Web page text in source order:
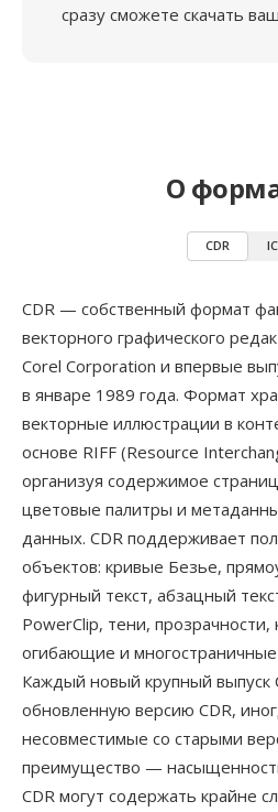
сразу сможете скачать
О
CDR
CDR — собственный формат
векторного графического
Corel Corporation и впервые
в январе 1989 года. Формат
векторные иллюстрации в
основе RIFF (Resource
организуя содержимое
цветовые палитры и
данных. CDR поддерживает
объектов: кривые Безье,
фигурный текст, абзацный
PowerClip, тени,
огибающие и
Каждый новый крупный выпуск
обновленную версию CDR,
несовместимые со старыми
преимущество —
CDR могут содержать крайне